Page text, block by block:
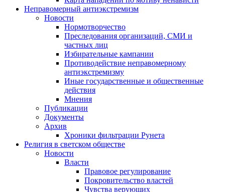
Неправомерный антиэкстремизм
Новости
Нормотворчество
Преследования организаций, СМИ и
частных лиц
Избирательные кампании
Противодействие неправомерному
антиэкстремизму
Иные государственные и общественные
действия
Мнения
Публикации
Документы
Архив
Хроники фильтрации Рунета
Религия в светском обществе
Новости
Власти
Правовое регулирование
Покровительство властей
Чувства верующих